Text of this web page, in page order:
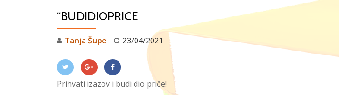
“BUDIDIOPRICE
Tanja Šupe 23/04/2021
Prihvati izazov i budi dio priče!